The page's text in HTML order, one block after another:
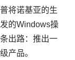
将诺基亚的生
的Windows操
出路：推出一
产品。